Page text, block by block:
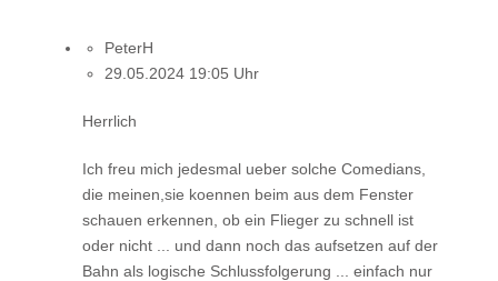
PeterH
29.05.2024 19:05 Uhr
Herrlich
Ich freu mich jedesmal ueber solche Comedians,
die meinen,sie koennen beim aus dem Fenster
schauen erkennen, ob ein Flieger zu schnell ist
oder nicht ... und dann noch das aufsetzen auf der
Bahn als logische Schlussfolgerung ... einfach nur